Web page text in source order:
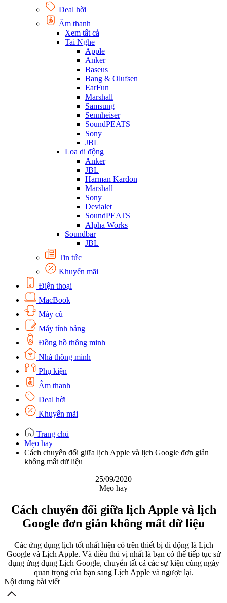
Deal hời
Âm thanh
Xem tất cả
Tai Nghe
Apple
Anker
Baseus
Bang & Olufsen
EarFun
Marshall
Samsung
Sennheiser
SoundPEATS
Sony
JBL
Loa di động
Anker
JBL
Harman Kardon
Marshall
Sony
Devialet
SoundPEATS
Alpha Works
Soundbar
JBL
Tin tức
Khuyến mãi
Điện thoại
MacBook
Máy cũ
Máy tính bảng
Đồng hồ thông minh
Nhà thông minh
Phụ kiện
Âm thanh
Deal hời
Khuyến mãi
Trang chủ
Mẹo hay
Cách chuyển đổi giữa lịch Apple và lịch Google đơn giản
không mất dữ liệu
25/09/2020
Mẹo hay
Cách chuyển đổi giữa lịch Apple và lịch
Google đơn giản không mất dữ liệu
Các ứng dụng lịch tốt nhất hiện có trên thiết bị di động là Lịch
Google và Lịch Apple. Và điều thú vị nhất là bạn có thể tiếp tục sử
dụng ứng dụng Lịch Google, chuyển tất cả các sự kiện cùng ngày
quan trọng của bạn sang Lịch Apple và ngược lại.
Nội dung bài viết